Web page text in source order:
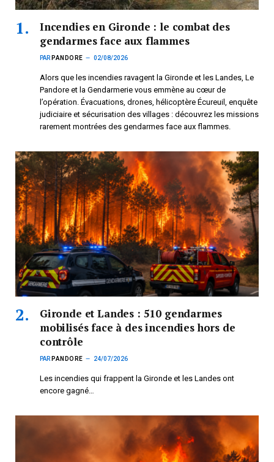
Incendies en Gironde : le combat des
gendarmes face aux flammes
PAR PANDORE 02/08/2026
Alors que les incendies ravagent la Gironde et les Landes, Le
Pandore et la Gendarmerie vous emmène au cœur de
l’opération. Évacuations, drones, hélicoptère Écureuil, enquête
judiciaire et sécurisation des villages : découvrez les missions
rarement montrées des gendarmes face aux flammes.
Gironde et Landes : 510 gendarmes
mobilisés face à des incendies hors de
contrôle
PAR PANDORE 24/07/2026
Les incendies qui frappent la Gironde et les Landes ont
encore gagné…